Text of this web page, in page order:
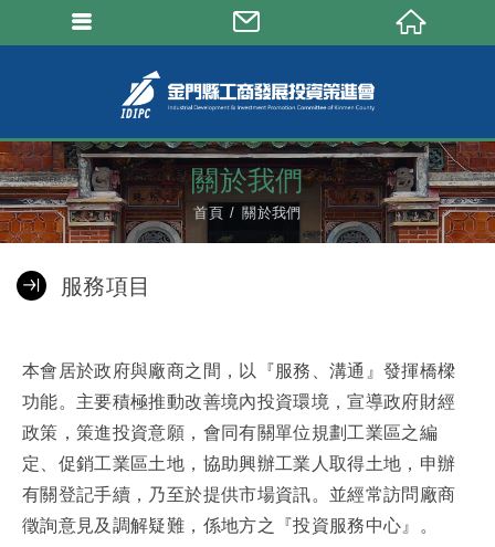
關於我們
首頁 關於我們
服務項目
本會居於政府與廠商之間，以『服務、溝通』發揮橋樑
功能。主要積極推動改善境內投資環境，宣導政府財經
政策，策進投資意願，會同有關單位規劃工業區之編
定、促銷工業區土地，協助興辦工業人取得土地，申辦
有關登記手續，乃至於提供市場資訊。並經常訪問廠商
徵詢意見及調解疑難，係地方之『投資服務中心』。